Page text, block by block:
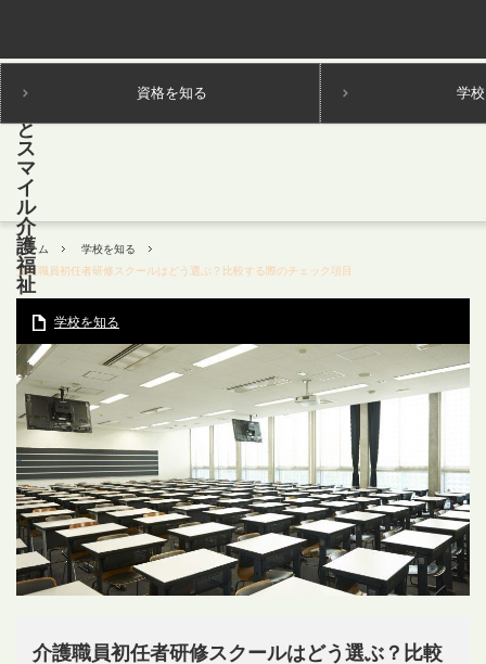
資格を知る 学
ホーム
学校を知る
介護職員初任者研修スクールはどう選ぶ？比較する際のチェック項目
学校を知る
介護職員初任者研修スクールはどう選ぶ？比較